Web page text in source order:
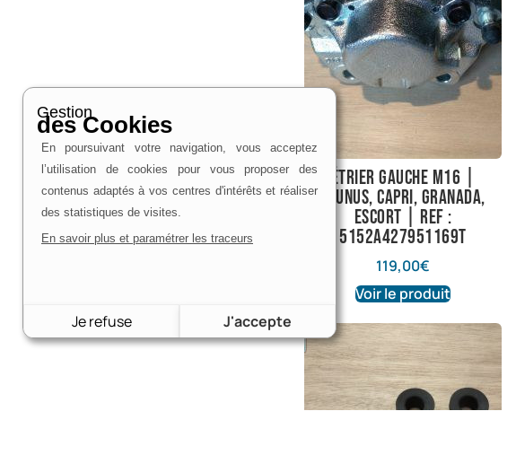
Étrier gauche M16 |
Taunus, Capri, Granada,
Escort | Ref :
5152A427951169T
119,00€
Voir le produit
Gestion
des Cookies
En poursuivant votre navigation, vous acceptez
l’utilisation de cookies pour vous proposer des
contenus adaptés à vos centres d'intérêts et réaliser
des statistiques de visites.
En savoir plus et paramétrer les traceurs
Je refuse J'accepte